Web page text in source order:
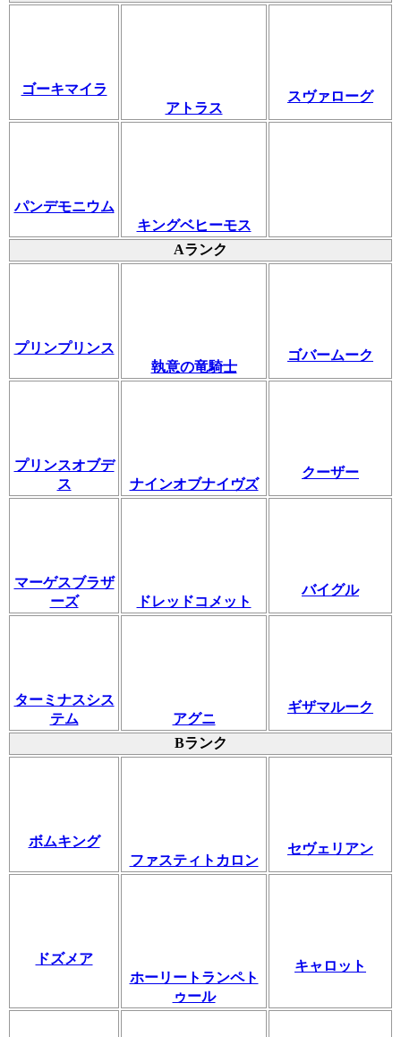
ゴーキマイラ
アトラス
スヴァローグ
パンデモニウム
キングベヒーモス
Aランク
プリンプリンス
執意の竜騎士
ゴバームーク
プリンスオブデ
ス
ナインオブナイヴズ
クーザー
マーゲスブラザ
ーズ
ドレッドコメット
バイグル
ターミナスシス
テム
アグニ
ギザマルーク
Bランク
ボムキング
ファスティトカロン
セヴェリアン
ドズメア
ホーリートランペト
ゥール
キャロット